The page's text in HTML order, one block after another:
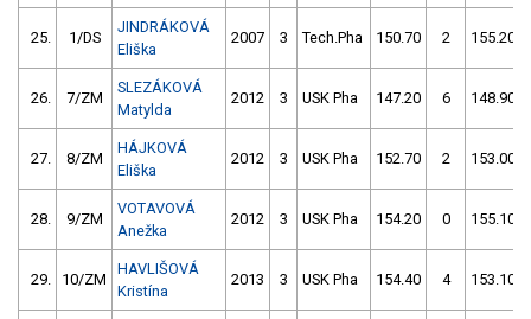
25. 1/DS
JINDRÁKOVÁ
Eliška
2007 3 Tech.Pha 150.70 2 155.20
26. 7/ZM
SLEZÁKOVÁ
Matylda
2012 3 USK Pha 147.20 6 148.90
27. 8/ZM
HÁJKOVÁ
Eliška
2012 3 USK Pha 152.70 2 153.00
28. 9/ZM
VOTAVOVÁ
Anežka
2012 3 USK Pha 154.20 0 155.10
29. 10/ZM
HAVLIŠOVÁ
Kristína
2013 3 USK Pha 154.40 4 153.10